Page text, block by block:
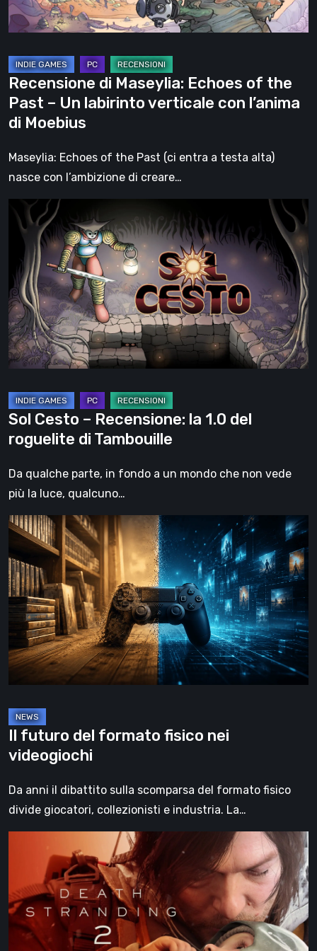
–
Un
verticale
con
l’anima
di
Recensione di Maseylia: Echoes of the
Past – Un labirinto verticale con l’anima
di Moebius
Maseylia: Echoes of the Past (ci entra a testa alta)
nasce con l’ambizione di creare…
Cesto
Recensione:
la
1.0
del
roguelite
di
Sol Cesto – Recensione: la 1.0 del
roguelite di Tambouille
Da qualche parte, in fondo a un mondo che non vede
più la luce, qualcuno…
Il
futuro
del
formato
fisico
videogiochi
Il futuro del formato fisico nei
videogiochi
Da anni il dibattito sulla scomparsa del formato fisico
divide giocatori, collezionisti e industria. La…
Stranding
On
the
Beach,